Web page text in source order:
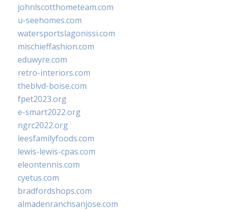
johnlscotthometeam.com
u-seehomes.com
watersportslagonissi.com
mischieffashion.com
eduwyre.com
retro-interiors.com
theblvd-boise.com
fpet2023.org
e-smart2022.org
ngrc2022.org
leesfamilyfoods.com
lewis-lewis-cpas.com
eleontennis.com
cyetus.com
bradfordshops.com
almadenranchsanjose.com